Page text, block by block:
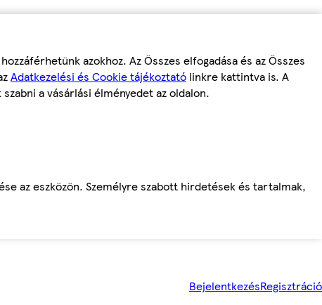
azokhoz. Az Összes elfogadása és az Összes
Adatkezelési és Cookie tájékoztató linkre kattintva is. A
a vásárlási élményedet az oldalon.
az eszközön. Személyre szabott hirdetések és tartalmak,
BejelentkezésRegisztráció